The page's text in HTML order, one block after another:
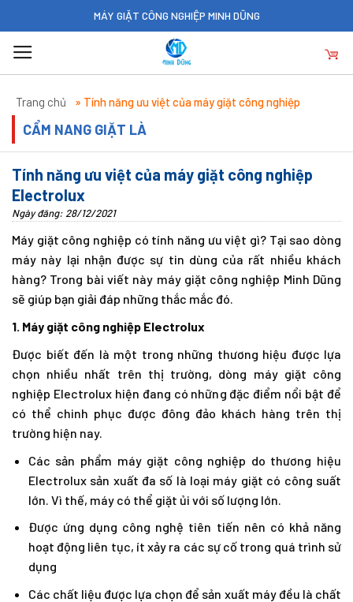
to
content
MÁY GIẶT CÔNG NGHIỆP MINH DŨNG
Trang chủ » Tính năng ưu việt của máy giặt công nghiệp
Electrolux
CẨM NANG GIẶT LÀ
Tính năng ưu việt của máy giặt công nghiệp
Electrolux
Ngày đăng: 28/12/2021
Máy giặt công nghiệp có tính năng ưu việt gì? Tại sao dòng
máy này lại nhận được sự tin dùng của rất nhiều khách
hàng? Trong bài viết này máy giặt công nghiệp Minh Dũng
sẽ giúp bạn giải đáp những thắc mắc đó.
1. Máy giặt công nghiệp Electrolux
Được biết đến là một trong những thương hiệu được lựa
chọn nhiều nhất trên thị trường, dòng máy giặt công
nghiệp Electrolux hiện đang có những đặc điểm nổi bật để
có thể chinh phục được đông đảo khách hàng trên thị
trường hiện nay.
Các sản phẩm máy giặt công nghiệp do thương hiệu
Electrolux sản xuất đa số là loại máy giặt có công suất
lớn. Vì thế, máy có thể giặt ủi với số lượng lớn.
Được ứng dụng công nghệ tiên tiến nên có khả năng
hoạt động liên tục, ít xảy ra các sự cố trong quá trình sử
dụng
Các chất liệu được lựa chọn để sản xuất máy đều là chất